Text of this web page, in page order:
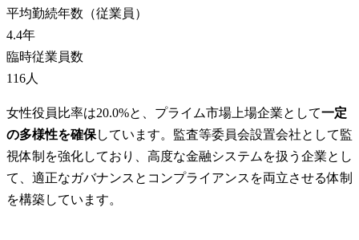
平均勤続年数（従業員）
4.4年
臨時従業員数
116人
女性役員比率は20.0%と、プライム市場上場企業として一定
の多様性を確保しています。監査等委員会設置会社として監
視体制を強化しており、高度な金融システムを扱う企業とし
て、適正なガバナンスとコンプライアンスを両立させる体制
を構築しています。